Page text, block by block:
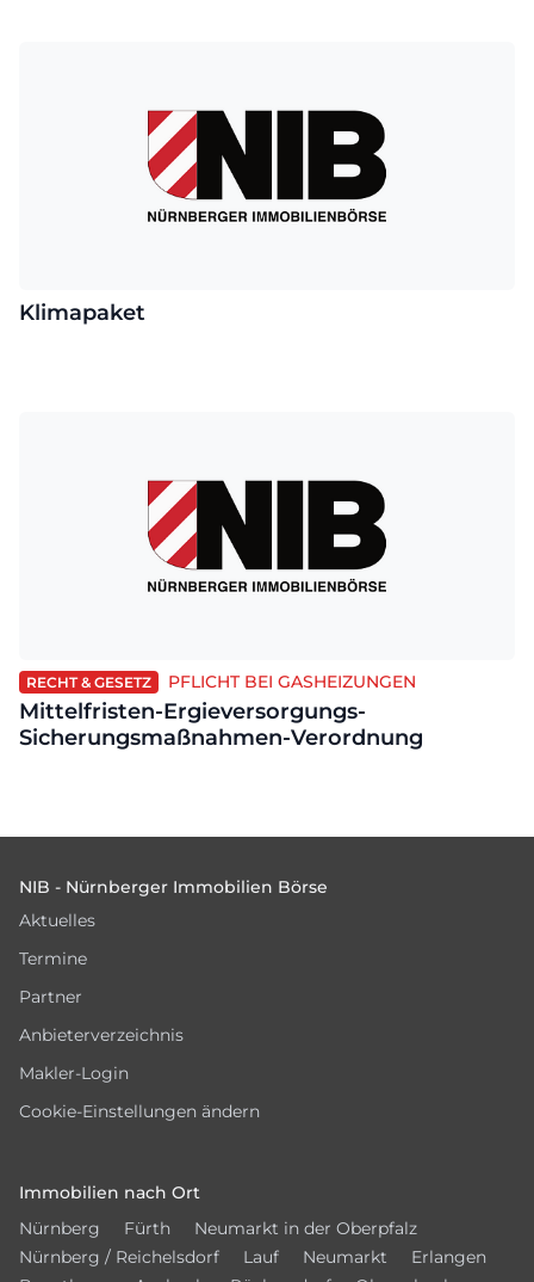
Klimapaket
RECHT & GESETZ PFLICHT BEI GASHEIZUNGEN
Mittelfristen-Ergieversorgungs-
Sicherungsmaßnahmen-Verordnung
NIB - Nürnberger Immobilien Börse
Aktuelles
Termine
Partner
Anbieterverzeichnis
Makler-Login
Cookie-Einstellungen ändern
Immobilien nach Ort
Nürnberg
Fürth
Neumarkt in der Oberpfalz
Nürnberg / Reichelsdorf
Lauf Neumarkt
Erlangen